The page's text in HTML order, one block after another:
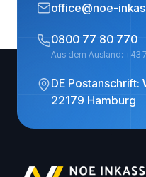
office@noe-
0800 77 80 770
Aus dem Ausland: +43
DE
22179 Hamburg